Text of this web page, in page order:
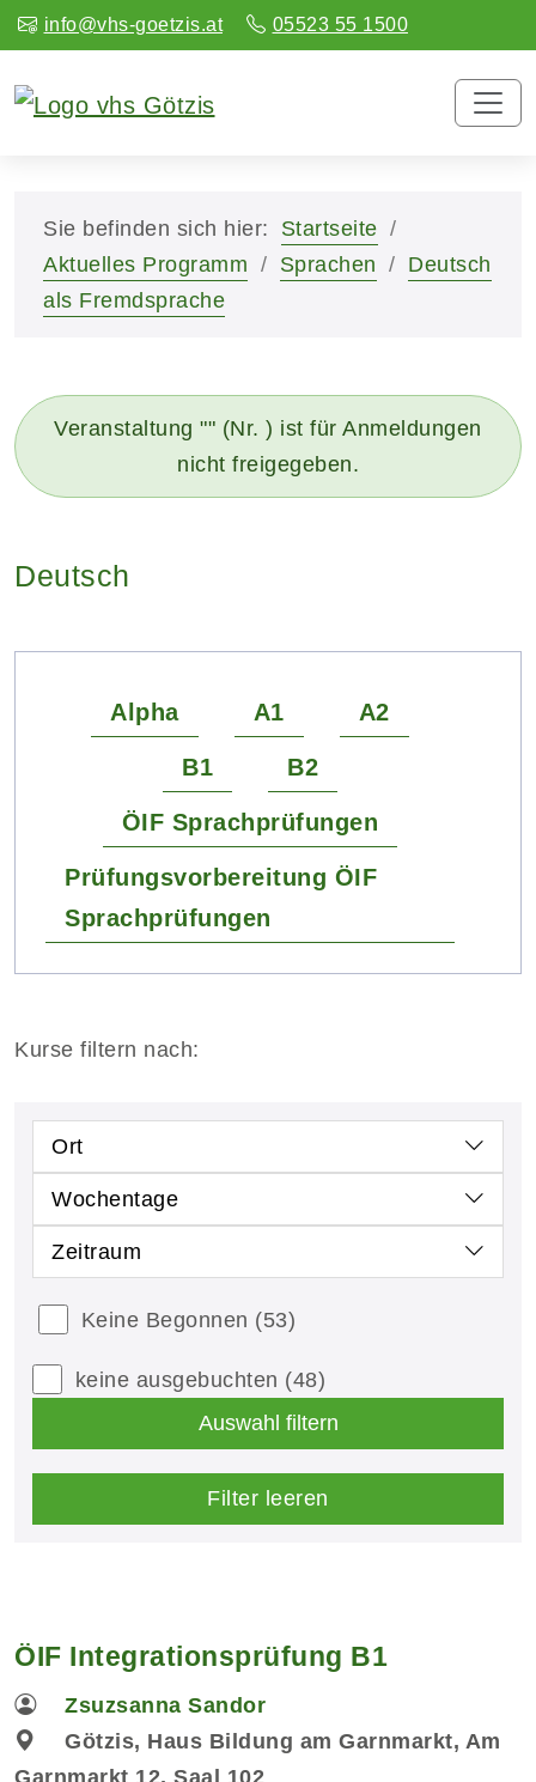
info@vhs-goetzis.at 05523 55 1500
Sie befinden sich hier:
Startseite
Aktuelles Programm
Sprachen
Deutsch
als Fremdsprache
Veranstaltung "" (Nr. ) ist für Anmeldungen
nicht freigegeben.
Deutsch
Alpha A1 A2
B1 B2
ÖIF Sprachprüfungen
Prüfungsvorbereitung ÖIF
Sprachprüfungen
Kurse filtern nach:
Ort
Wochentage
Zeitraum
Keine Begonnen (53)
keine ausgebuchten (48)
Auswahl filtern
Filter leeren
ÖIF Integrationsprüfung B1
Zsuzsanna Sandor
Götzis, Haus Bildung am Garnmarkt, Am
Garnmarkt 12, Saal 102